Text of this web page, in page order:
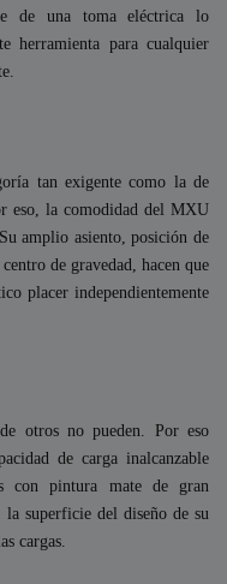
de una toma eléctrica lo
herramienta para cualquier
tan exigente como la de
eso, la comodidad del MXU
amplio asiento, posición de
de gravedad, hacen que
placer independientemente
otros no pueden. Por eso
de carga inalcanzable
con pintura mate de gran
superficie del diseño de su
cargas.